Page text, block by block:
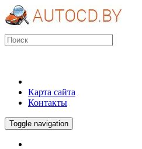
Карта сайта
Контакты
Toggle navigation